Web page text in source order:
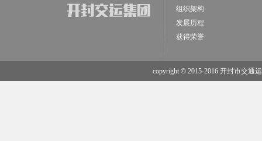
组织架构
发展历程
获得荣誉
copyright © 2015-2016 开封市交通